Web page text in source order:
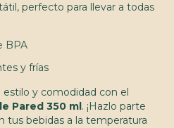
perfecto para llevar a todas
BPA
y frías
y comodidad con el
Pared 350 ml . ¡Hazlo parte
tus bebidas a la temperatura